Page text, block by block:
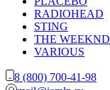
RADIOHEAD
STING
THE WEEKND
VARIOUS
8 (800) 700-41-98